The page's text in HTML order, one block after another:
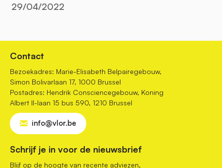
29/04/2022
Contact
Bezoekadres: Marie-Elisabeth Belpairegebouw,
Simon Bolivarlaan 17, 1000 Brussel
Postadres: Hendrik Consciencegebouw, Koning
Albert II-laan 15 bus 590, 1210 Brussel
info@vlor.be
Schrijf je in voor de nieuwsbrief
Blijf op de hoogte van recente adviezen,